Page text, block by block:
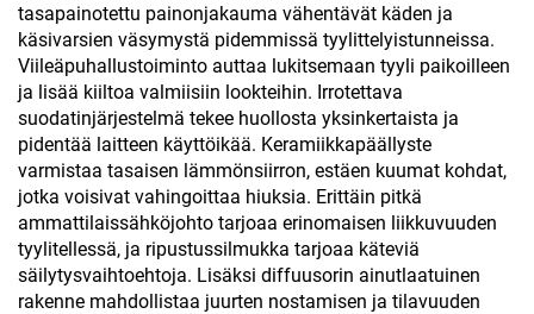
tasapainotettu painonjakauma vähentävät käden ja
käsivarsien väsymystä pidemmissä tyylittelyistunneissa.
Viileäpuhallustoiminto auttaa lukitsemaan tyyli paikoilleen
ja lisää kiiltoa valmiisiin lookteihin. Irrotettava
suodatinjärjestelmä tekee huollosta yksinkertaista ja
pidentää laitteen käyttöikää. Keramiikkapäällyste
varmistaa tasaisen lämmönsiirron, estäen kuumat kohdat,
jotka voisivat vahingoittaa hiuksia. Erittäin pitkä
ammattilaissähköjohto tarjoaa erinomaisen liikkuvuuden
tyylitellessä, ja ripustussilmukka tarjoaa käteviä
säilytysvaihtoehtoja. Lisäksi diffuusorin ainutlaatuinen
rakenne mahdollistaa juurten nostamisen ja tilavuuden